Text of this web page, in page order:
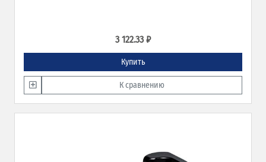
3 122.33 ₽
Купить
К сравнению